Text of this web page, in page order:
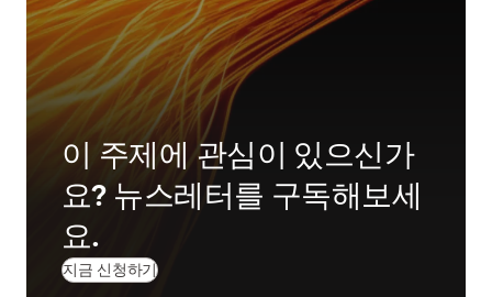
이 주제에 관심이 있으신가
요? 뉴스레터를 구독해보세
요.
지금 신청하기